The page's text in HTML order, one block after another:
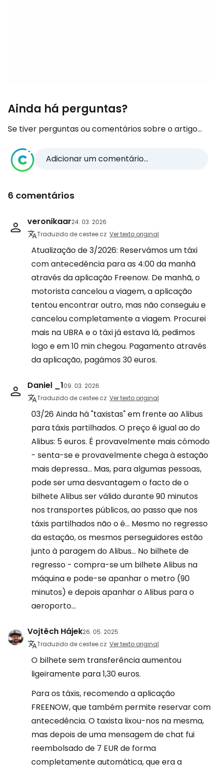
Ainda há perguntas?
Se tiver perguntas ou comentários sobre o artigo...
Adicionar um comentário...
6 comentários
veronikaar24. 03. 2026
Traduzido de cestee.cz Ver texto original
Atualização de 3/2026: Reservámos um táxi
com antecedência para as 4:00 da manhã
através da aplicação Freenow. De manhã, o
motorista cancelou a viagem, a aplicação
tentou encontrar outro, mas não conseguiu e
cancelou completamente a viagem. Procurei
mais na UBRA e o táxi já estava lá, pedimos
logo e em 10 min chegou. Pagamento através
da aplicação, pagámos 30 euros.
Daniel _109. 03. 2026
Traduzido de cestee.cz Ver texto original
03/26 Ainda há "taxistas" em frente ao Alibus
para táxis partilhados. O preço é igual ao do
Alibus: 5 euros. É provavelmente mais cómodo
- senta-se e provavelmente chega à estação
mais depressa... Mas, para algumas pessoas,
pode ser uma desvantagem o facto de o
bilhete Alibus ser válido durante 90 minutos
nos transportes públicos, ao passo que nos
táxis partilhados não o é... Mesmo no regresso
da estação, os mesmos perseguidores estão
junto à paragem do Alibus... No bilhete de
regresso - compra-se um bilhete Alibus na
máquina e pode-se apanhar o metro (90
minutos) e depois apanhar o Alibus para o
aeroporto...
Vojtěch Hájek26. 05. 2025
Traduzido de cestee.cz Ver texto original
O bilhete sem transferência aumentou
ligeiramente para 1,30 euros.
Para os táxis, recomendo a aplicação
FREENOW, que também permite reservar com
antecedência. O taxista lixou-nos na mesma,
mas depois de uma mensagem de chat fui
reembolsado de 7 EUR de forma
completamente automática, que era a